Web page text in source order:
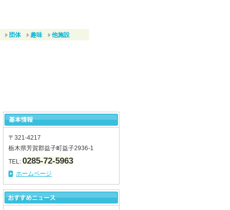
団体 趣味 他施設
〒321-4217
栃木県芳賀郡益子町益子2936-1
TEL: 0285-72-5963
ホームページ